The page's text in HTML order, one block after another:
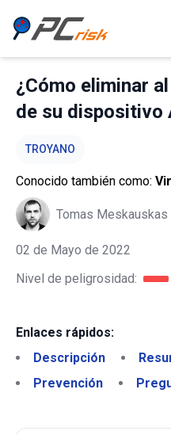
¿Cómo eliminar
de su dispositivo
TROYANO
Conocido también como:
Tomas Meskauskas
02 de Mayo de 2022
Nivel de peligrosidad:
Enlaces rápidos:
Descripción
Prevención